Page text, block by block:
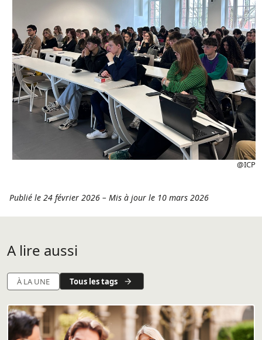
@ICP
Publié le 24 février 2026 – Mis à jour le 10 mars 2026
A lire aussi
À LA UNE Tous les tags